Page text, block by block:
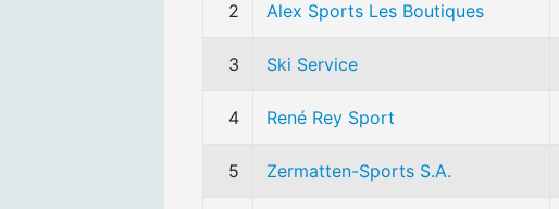
2 Alex Sports Les Boutiques
3 Ski Service
4 René Rey Sport
5 Zermatten-Sports S.A.